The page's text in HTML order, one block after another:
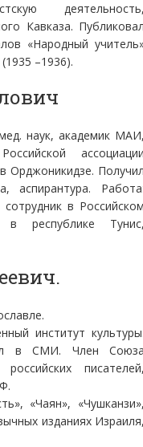
Кавказа.
«Народный
–1936).
наук, академик
Орджоникидзе.
аспирантура.
в
в республике
институт
в СМИ. Член
«Чаян»,
изданиях